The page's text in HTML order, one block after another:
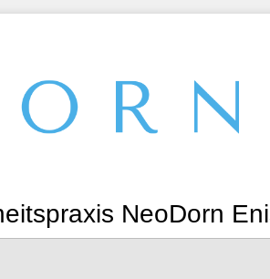
NeoDorn